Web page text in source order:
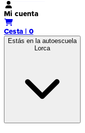
Mi cuenta
Cesta | 0
Estás en la autoescuela
Lorca